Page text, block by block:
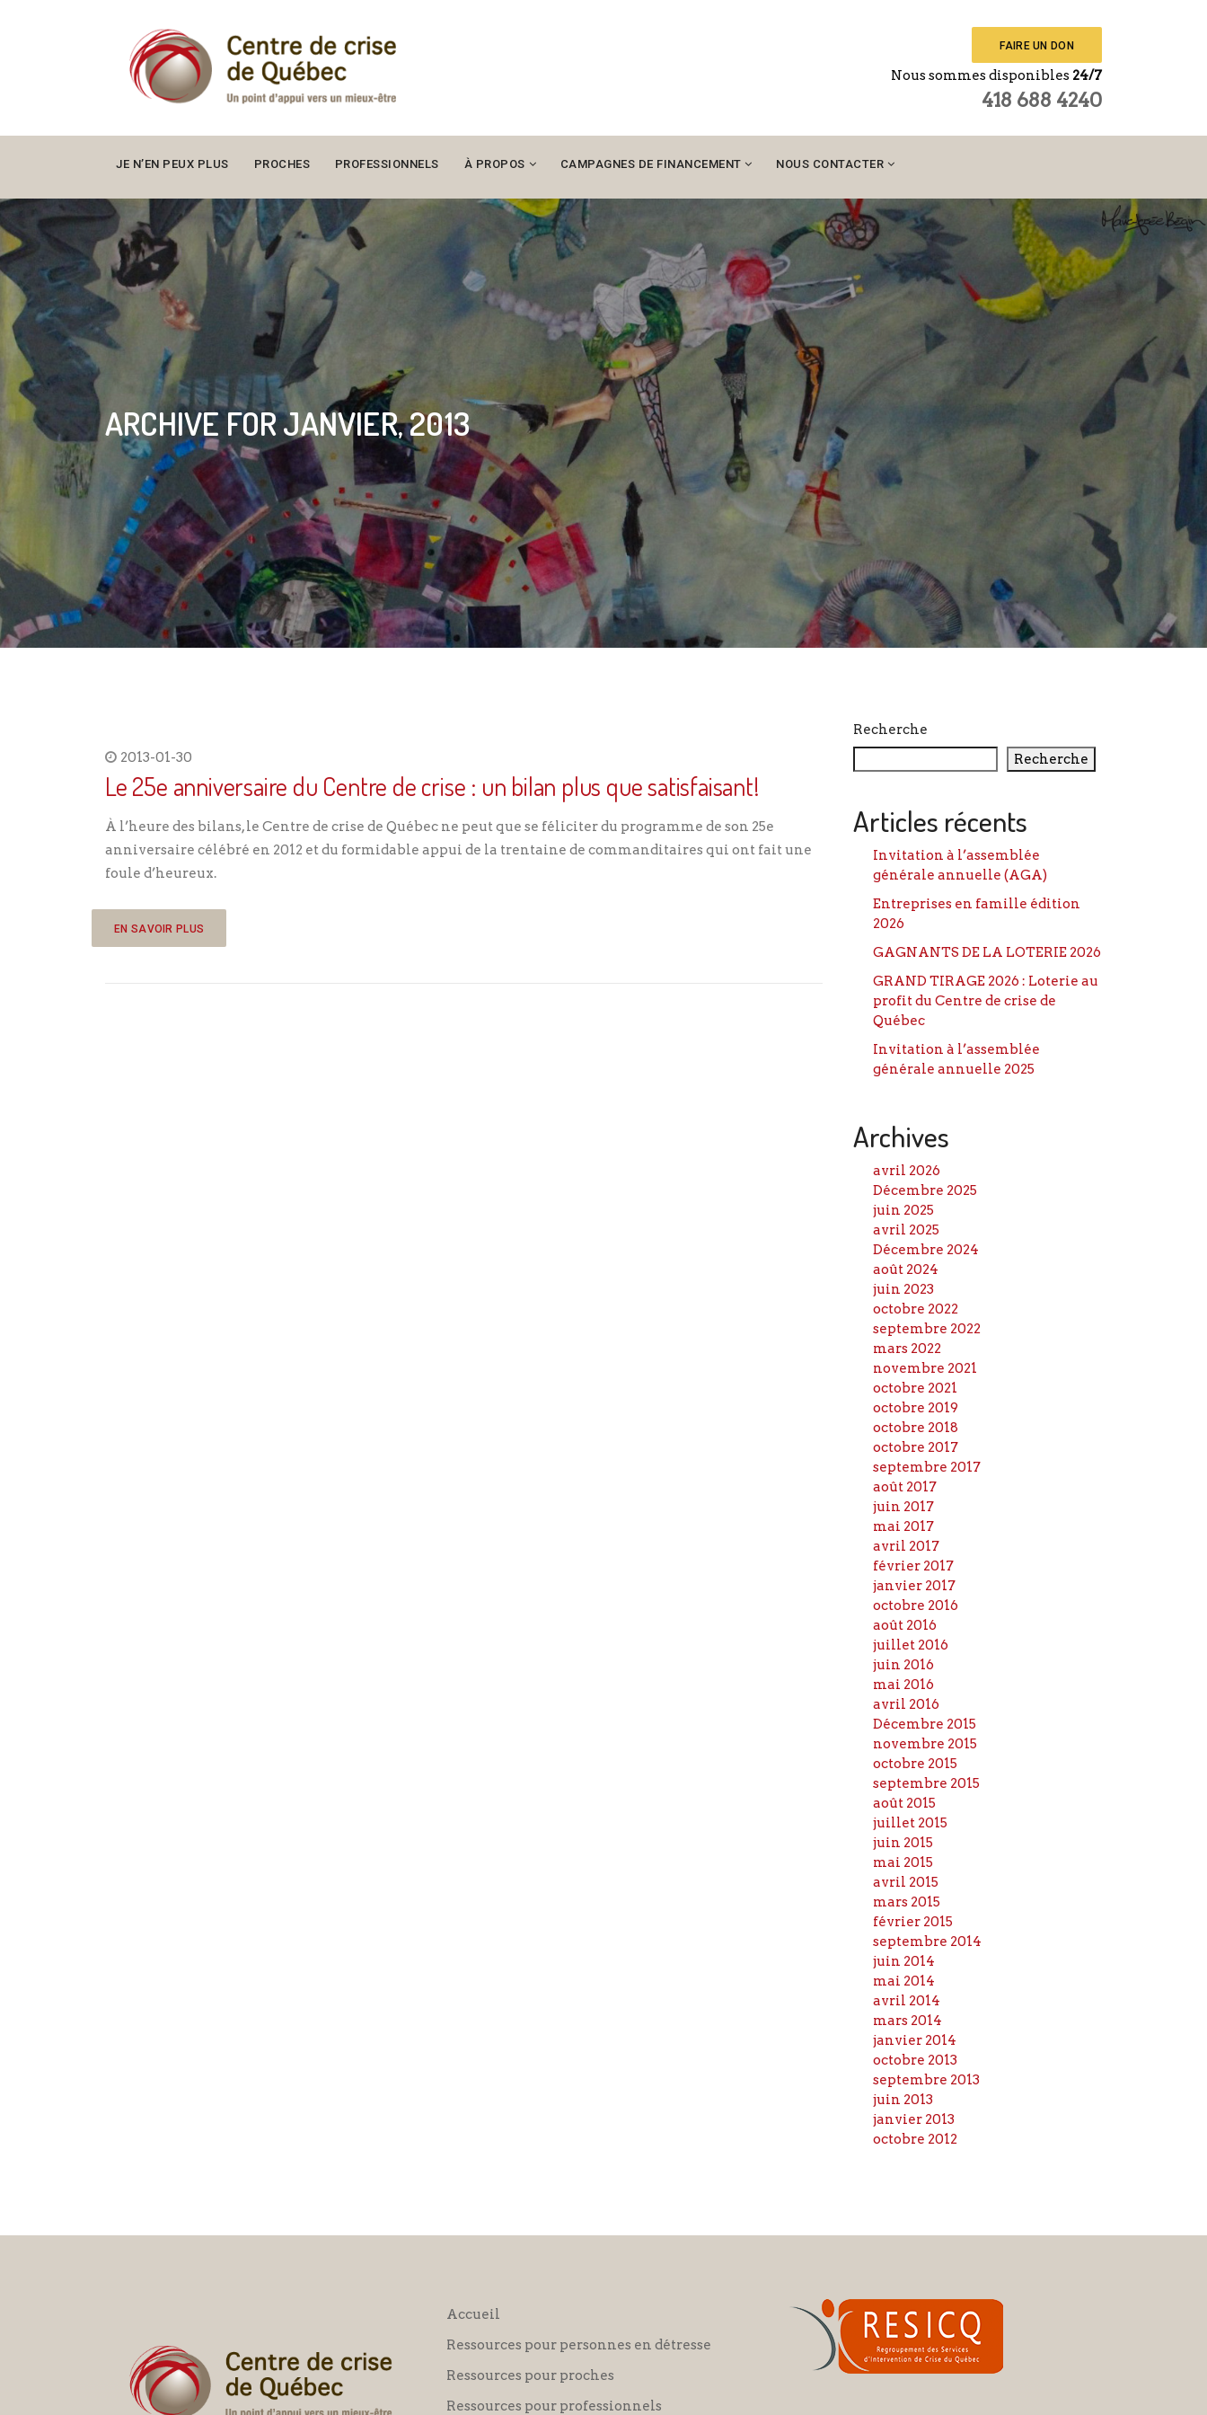
FAIRE UN DON
Nous sommes disponibles 24/7
418 688 4240
JE N’EN PEUX PLUS PROCHES PROFESSIONNELS À PROPOS CAMPAGNES DE FINANCEMENT NOUS CONTACTER
ARCHIVE FOR JANVIER, 2013
2013-01-30
Le 25e anniversaire du Centre de crise : un bilan plus que satisfaisant!
À l’heure des bilans, le Centre de crise de Québec ne peut que se féliciter du programme de son 25e
anniversaire célébré en 2012 et du formidable appui de la trentaine de commanditaires qui ont fait une
foule d’heureux.
EN SAVOIR PLUS
Recherche
Recherche
Articles récents
Invitation à l’assemblée
générale annuelle (AGA)
Entreprises en famille édition
2026
GAGNANTS DE LA LOTERIE 2026
GRAND TIRAGE 2026 : Loterie au
profit du Centre de crise de
Québec
Invitation à l’assemblée
générale annuelle 2025
Archives
avril 2026
Décembre 2025
juin 2025
avril 2025
Décembre 2024
août 2024
juin 2023
octobre 2022
septembre 2022
mars 2022
novembre 2021
octobre 2021
octobre 2019
octobre 2018
octobre 2017
septembre 2017
août 2017
juin 2017
mai 2017
avril 2017
février 2017
janvier 2017
octobre 2016
août 2016
juillet 2016
juin 2016
mai 2016
avril 2016
Décembre 2015
novembre 2015
octobre 2015
septembre 2015
août 2015
juillet 2015
juin 2015
mai 2015
avril 2015
mars 2015
février 2015
septembre 2014
juin 2014
mai 2014
avril 2014
mars 2014
janvier 2014
octobre 2013
septembre 2013
juin 2013
janvier 2013
octobre 2012
Accueil
Ressources pour personnes en détresse
Ressources pour proches
Ressources pour professionnels